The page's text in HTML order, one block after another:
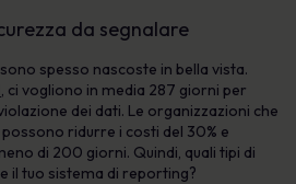
da segnalare
spesso nascoste in bella vista.
, ci vogliono in media 287 giorni per
dei dati. Le organizzazioni che
ridurre i costi del 30% e
di 200 giorni. Quindi, quali tipi di
il tuo sistema di reporting?